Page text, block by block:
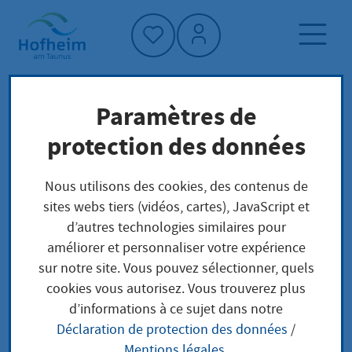
Accueil"
Page d'accueil
Trouver un service
Préoccupations locales
Beantragen einer Verlängerung der
Aufenthaltserlaubnis aus dringenden
humanitären oder persönlichen Gründen
Beantragen einer
Verlängerung der
Paramètres de
protection des données
Nous utilisons des cookies, des contenus de
sites webs tiers (vidéos, cartes), JavaScript et
d’autres technologies similaires pour
améliorer et personnaliser votre expérience
sur notre site. Vous pouvez sélectionner, quels
cookies vous autorisez. Vous trouverez plus
d’informations à ce sujet dans notre
Déclaration de protection des données /